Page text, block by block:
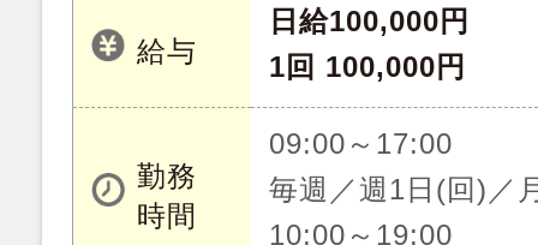
給与
日給100,000円
1回 100,000円
勤務
時間
09:00～17:00
毎週／週1日(回)／
10:00～19:00